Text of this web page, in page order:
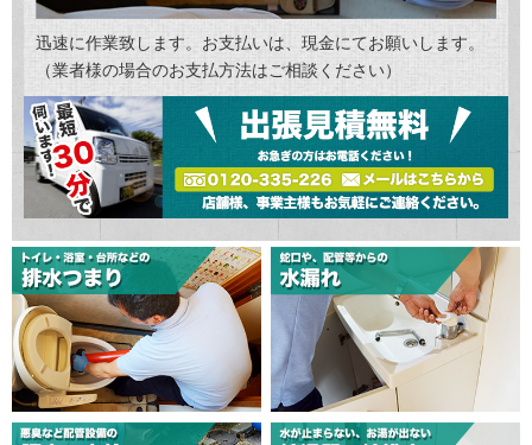
迅速に作業致します。お支払いは、現金にてお願いします。
（業者様の場合のお支払方法はご相談ください）